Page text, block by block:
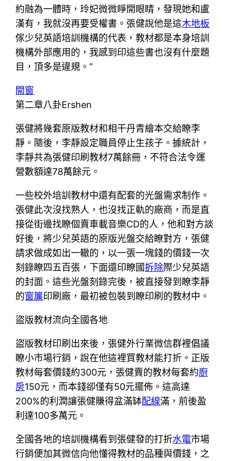
約融為一體時，玲妃微微睜開眼睛，發現她和盧
漢有，我就沒再要受權書。張健說他是這木地板
傢少兒英語培訓機構的代表，教材都是本身培訓
機構外部應用的，我感到印這些書也沒有什麼題
目，頂多是違規。”
開窗
第二章八卦Ershen
張健將幾套原版教材和相干丹青繪本交給瞭李
靜。隨後，李靜設定職員停止生孩子。據統計，
李靜共為張健印刷教材7萬餘冊，不符合法令運
營數額達78萬餘元。
一些校外培訓教材中還有配套的光盤需求制作。
張健此次沒找熟人，也沒找正軌的廠商，而是直
接從街邊找瞭個賣車載音樂CD的人，他和對方談
好後，將少兒英語的原版光盤交給瞭對方，張健
請求做成如出一轍的，以一張一塊錢的價錢一次
刻錄瞭四五百張，下面還印瞭國拆除際少兒英語
的封面。這些光盤刻錄完後，被直接發到瞭李靜
的窗簾印刷廠，最初被包裝到瞭印刷的教材中。
盜版教材流向全國各地
盜版教材印刷出來後，張健外行業微信群裡倡議
瞭小市場行銷，說在他這裡買教材能打折。正版
教材每套價錢約300元，張健賣的教材每套約廚
房150元，而本錢卻僅有50元擺佈。這高達
200%的利潤讓張健賺得盆滿缽配線滿，前後盈
利達100多萬元。
全國各地的培訓機構看到張健發的打折水電市場
行銷便加其微信向他懂得教材的品種與價錢，之